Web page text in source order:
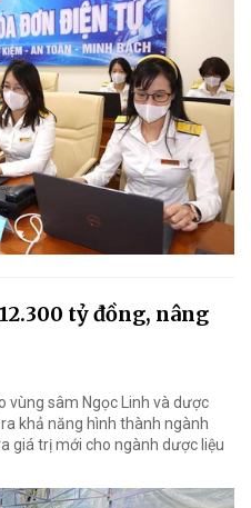
tỷ đồng, nâng
vùng sâm Ngọc Linh và dược
khả năng hình thành ngành
giá trị mới cho ngành dược liệu